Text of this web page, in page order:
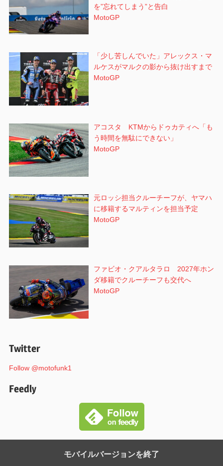
を”忘れてしまう”と告白
MotoGP
「少し苦しんでいた」アレックス・マ
ルケスがマルクの影から抜け出すまで
MotoGP
アコスタ KTMからドゥカティへ「も
う時間を無駄にできない」
MotoGP
元ロッシ担当クルーチーフが、ヤマハ
に移籍するマルティンを担当予定
MotoGP
ファビオ・クアルタラロ 2027年ホン
ダ移籍でクルーチーフも交代へ
MotoGP
Twitter
Follow @motofunk1
Feedly
モバイルバージョンを終了